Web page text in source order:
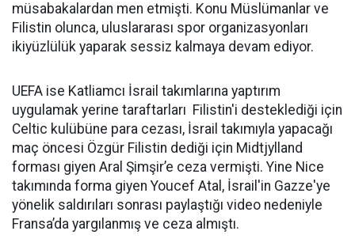
müsabakalardan men etmişti. Konu Müslümanlar ve
Filistin olunca, uluslararası spor organizasyonları
ikiyüzlülük yaparak sessiz kalmaya devam ediyor.
UEFA ise Katliamcı İsrail takımlarına yaptırım
uygulamak yerine taraftarları Filistin'i desteklediği için
Celtic kulübüne para cezası, İsrail takımıyla yapacağı
maç öncesi Özgür Filistin dediği için Midtjylland
forması giyen Aral Şimşir’e ceza vermişti. Yine Nice
takımında forma giyen Youcef Atal, İsrail'in Gazze'ye
yönelik saldırıları sonrası paylaştığı video nedeniyle
Fransa’da yargılanmış ve ceza almıştı.